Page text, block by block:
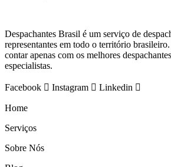
Despachantes Brasil é um serviço de
representantes em todo o território
contar apenas com os melhores
especialistas.
Facebook Instagram Linkedin
Home
Serviços
Sobre Nós